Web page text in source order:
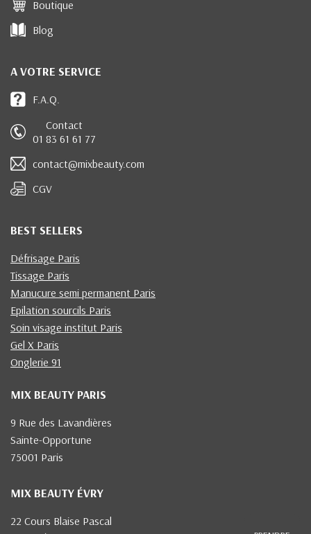
Boutique
Blog
A VOTRE SERVICE
F.A.Q.
Contact
01 83 61 61 77
contact@mixbeauty.com
CGV
BEST SELLERS
Défrisage Paris
Tissage Paris
Manucure semi permanent Paris
Epilation sourcils Paris
Soin visage institut Paris
Gel X Paris
Onglerie 91
MIX BEAUTY PARIS
9 Rue des Lavandières
Sainte-Opportune
75001 Paris
MIX BEAUTY ÉVRY
22 Cours Blaise Pascal